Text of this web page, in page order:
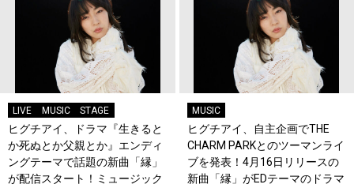
LIVE MUSIC STAGE
ヒグチアイ、ドラマ『生きると
か死ぬとか父親とか』エンディ
ングテーマで話題の新曲「縁」
が配信スタート！ミュージック
MUSIC
ヒグチアイ、自主企画でTHE
CHARM PARKとのツーマンライ
ブを発表！4月16日リリースの
新曲「縁」がEDテーマのドラマ